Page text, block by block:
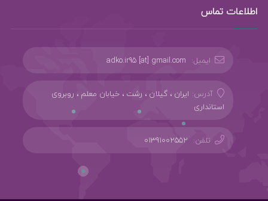
اطلاعات تماس
ایمیل: adko.ir95 [at] gmail.com
آدرس: ایران ، گیلان ، رشت ، خیابان معلم ، روبروی
استانداری
تلفن: 01391002552